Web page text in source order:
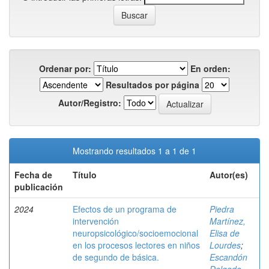
Ordenar por:
En orden:
Resultados por página
Autor/Registro:
Mostrando resultados 1 a 1 de 1
Fecha de
publicación
Título Autor(es)
2024
Efectos de un programa de
intervención
neuropsicológico/socioemocional
en los procesos lectores en niños
de segundo de básica.
Piedra
Martínez,
Elisa de
Lourdes;
Escandón